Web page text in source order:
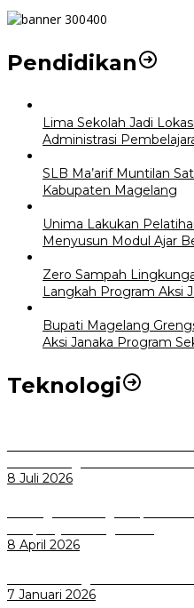
Pendidikan
Lima Sekolah Jadi
Administrasi
SLB Ma’arif Muntilan
Kabupaten Magelang
Unima Lakukan
Menyusun Modul Ajar
Zero Sampah
Langkah Program Aksi
Bupati Magelang
Aksi Janaka Program
Teknologi
8 Juli 2026
8 April 2026
7 Januari 2026